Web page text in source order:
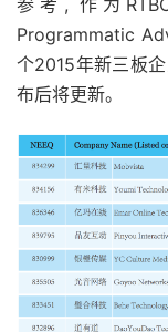
参考, 作为
Programmatic
个2015年新三板
布后将更新。